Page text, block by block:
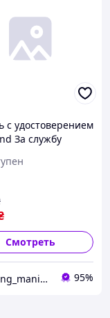
с удостоверением
За службу
(hub_bwjnub)
Смотреть
Shopping_mania.ua 95%